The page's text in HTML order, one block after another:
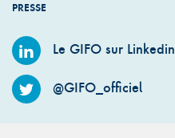
PRESSE
Le GIFO sur Linkedin
@GIFO_officiel